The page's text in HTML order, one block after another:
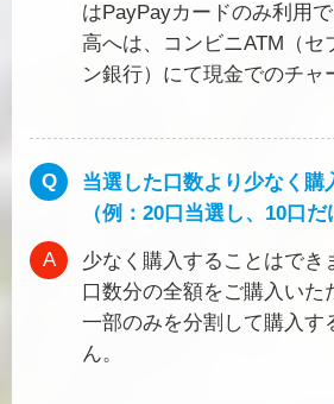
はPayPayカードのみ利用
高へは、コンビニATM（セ
ン銀行）にて現金でのチャ
当選した口数より少なく購
（例：20口当選し、10口だ
少なく購入することはでき
口数分の全額をご購入いた
一部のみを分割して購入す
ん。